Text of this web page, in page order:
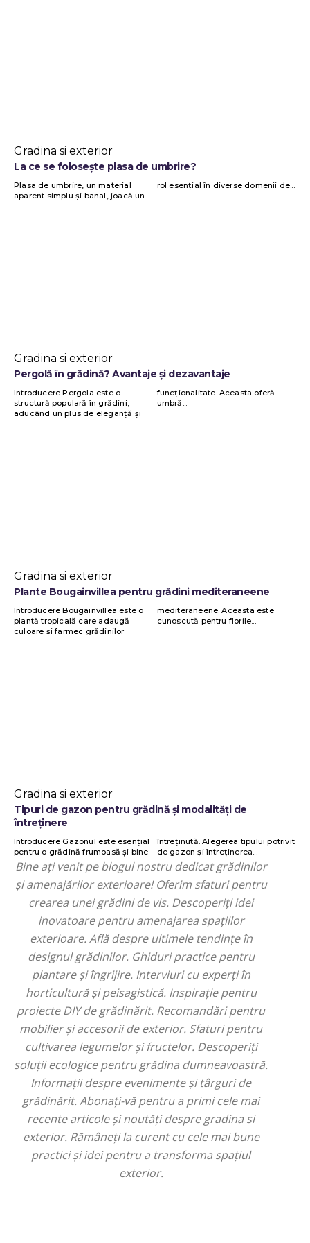
Gradina si exterior
La ce se folosește plasa de umbrire?
Plasa de umbrire, un material
aparent simplu și banal, joacă un
rol esențial în diverse domenii de...
Gradina si exterior
Pergolă în grădină? Avantaje și dezavantaje
Introducere Pergola este o
structură populară în grădini,
aducând un plus de eleganță și
funcționalitate. Aceasta oferă
umbră...
Gradina si exterior
Plante Bougainvillea pentru grădini mediteraneene
Introducere Bougainvillea este o
plantă tropicală care adaugă
culoare și farmec grădinilor
mediteraneene. Aceasta este
cunoscută pentru florile...
Gradina si exterior
Tipuri de gazon pentru grădină și modalități de
întreținere
Introducere Gazonul este esențial
pentru o grădină frumoasă și bine
întreținută. Alegerea tipului potrivit
de gazon și întreținerea...
Bine ați venit pe blogul nostru dedicat grădinilor
și amenajărilor exterioare! Oferim sfaturi pentru
crearea unei grădini de vis. Descoperiți idei
inovatoare pentru amenajarea spațiilor
exterioare. Află despre ultimele tendințe în
designul grădinilor. Ghiduri practice pentru
plantare și îngrijire. Interviuri cu experți în
horticultură și peisagistică. Inspirație pentru
proiecte DIY de grădinărit. Recomandări pentru
mobilier și accesorii de exterior. Sfaturi pentru
cultivarea legumelor și fructelor. Descoperiți
soluții ecologice pentru grădina dumneavoastră.
Informații despre evenimente și târguri de
grădinărit. Abonați-vă pentru a primi cele mai
recente articole și noutăți despre gradina si
exterior. Rămâneți la curent cu cele mai bune
practici și idei pentru a transforma spațiul
exterior.